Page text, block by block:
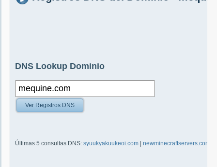
DNS Lookup Dominio
Ver Registros DNS
Últimas 5 consultas DNS: syuukyakuukeoi.com newminecraftservers.com